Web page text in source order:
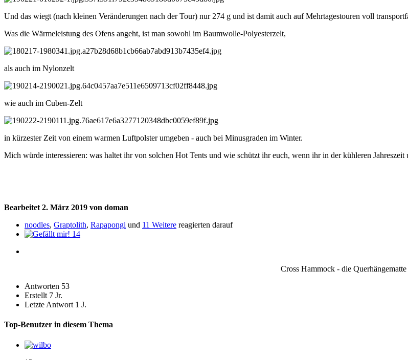
Und das wiegt (nach kleinen Veränderungen nach der Tour) nur 274 g und ist damit auch auf Mehrtagestouren voll
Was die Wärmeleistung des Ofens angeht, ist man sowohl im Baumwolle-Polyesterzelt,
als auch im Nylonzelt
wie auch im Cuben-Zelt
in kürzester Zeit von einem warmen Luftpolster umgeben - auch bei Minusgraden im Winter.
Mich würde interessieren: was haltet ihr von solchen Hot Tents und wie schützt ihr euch, wenn ihr in der kühleren Jahreszeit
Bearbeitet 2. März 2019 von doman
noodles, Graptolith, Rapapongi und 11 Weitere reagierten darauf
14
Cross Hammock - die Querhängematte
Antworten 53
Erstellt 7 Jr.
Letzte Antwort 1 J.
Top-Benutzer in diesem Thema